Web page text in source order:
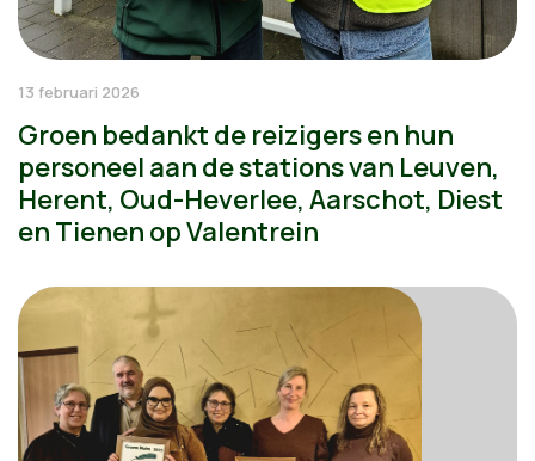
13 februari 2026
Groen bedankt de reizigers en hun
personeel aan de stations van Leuven,
Herent, Oud-Heverlee, Aarschot, Diest
en Tienen op Valentrein